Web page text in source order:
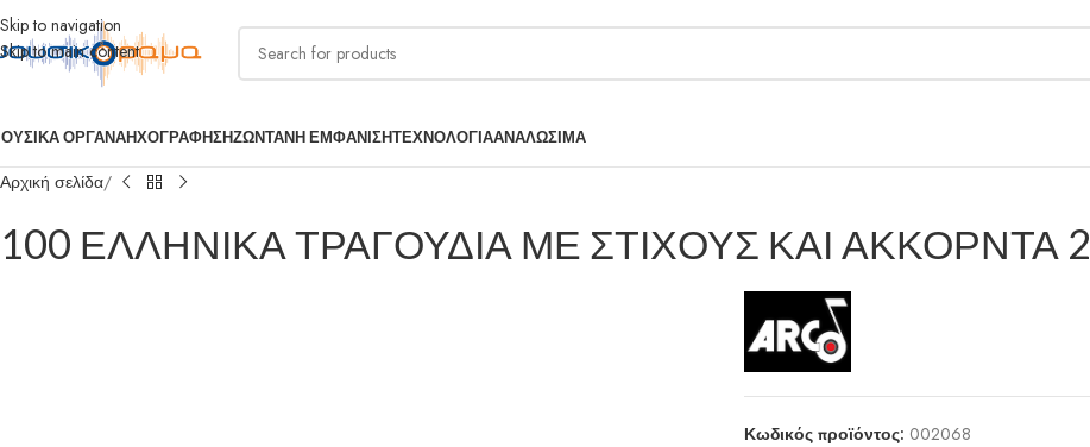
Skip to navigation
Skip to main content
ΟΡΓΑΝΑΗΧΟΓΡΑΦΗΣΗΖΩΝΤΑΝΗ ΕΜΦΑΝΙΣΗΤΕΧΝΟΛΟΓΙΑΑΝΑΛΩΣΙΜΑ
Αρχική σελίδα
100 ΕΛΛΗΝΙΚΑ ΤΡΑΓΟΥΔΙΑ ΜΕ ΣΤΙΧΟΥΣ ΚΑΙ ΑΚΚΟΡΝΤΑ 2
Κωδικός προϊόντος: 002068